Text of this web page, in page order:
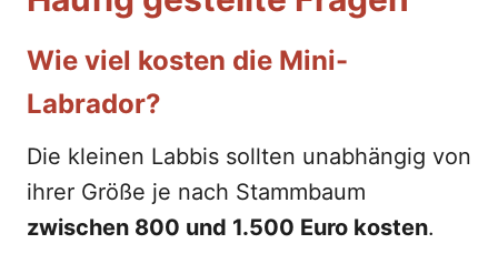
Wie viel kosten die Mini-
Labrador?
Die kleinen Labbis sollten unabhängig von
ihrer Größe je nach Stammbaum
zwischen 800 und 1.500 Euro kosten.